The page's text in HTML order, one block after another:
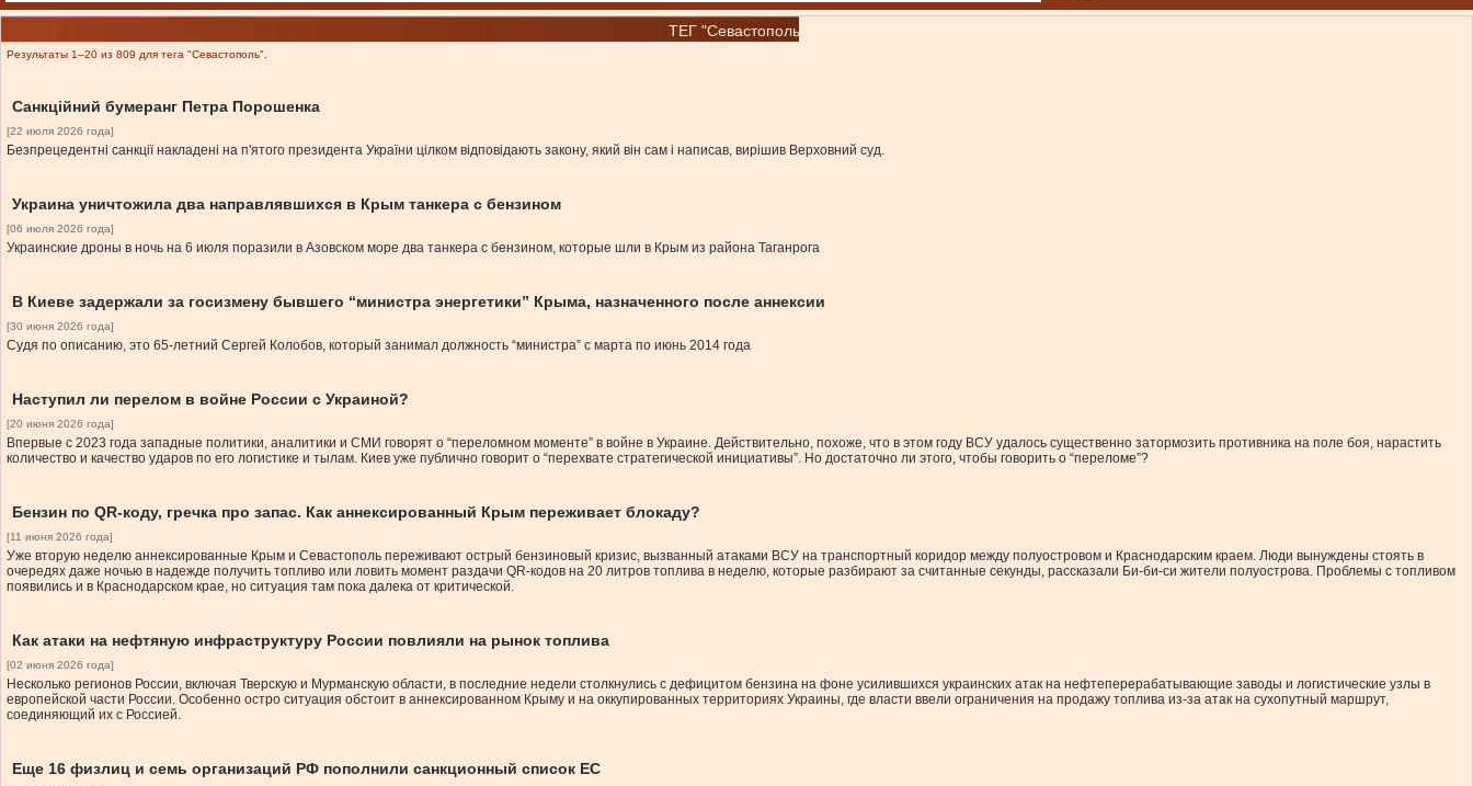
ТЕГ "Севастополь"
Результаты 1–20 из 809 для тега "Севастополь".
Санкційний бумеранг Петра Порошенка
[22 июля 2026 года]
Безпрецедентні санкції накладені на п'ятого президента України цілком відповідають закону, який він сам і написав, вирішив Верховний суд.
Украина уничтожила два направлявшихся в Крым танкера с бензином
[06 июля 2026 года]
Украинские дроны в ночь на 6 июля поразили в Азовском море два танкера с бензином, которые шли в Крым из района Таганрога
В Киеве задержали за госизмену бывшего “министра энергетики” Крыма, назначенного после аннексии
[30 июня 2026 года]
Судя по описанию, это 65-летний Сергей Колобов, который занимал должность “министра” с марта по июнь 2014 года
Наступил ли перелом в войне России с Украиной?
[20 июня 2026 года]
Впервые с 2023 года западные политики, аналитики и СМИ говорят о “переломном моменте” в войне в Украине. Действительно, похоже, что в этом году ВСУ удалось существенно затормозить противника на поле боя, нарастить
количество и качество ударов по его логистике и тылам. Киев уже публично говорит о “перехвате стратегической инициативы”. Но достаточно ли этого, чтобы говорить о “переломе”?
Бензин по QR-коду, гречка про запас. Как аннексированный Крым переживает блокаду?
[11 июня 2026 года]
Уже вторую неделю аннексированные Крым и Севастополь переживают острый бензиновый кризис, вызванный атаками ВСУ на транспортный коридор между полуостровом и Краснодарским краем. Люди вынуждены стоять в
очередях даже ночью в надежде получить топливо или ловить момент раздачи QR-кодов на 20 литров топлива в неделю, которые разбирают за считанные секунды, рассказали Би-би-си жители полуострова. Проблемы с топливом
появились и в Краснодарском крае, но ситуация там пока далека от критической.
Как атаки на нефтяную инфраструктуру России повлияли на рынок топлива
[02 июня 2026 года]
Несколько регионов России, включая Тверскую и Мурманскую области, в последние недели столкнулись с дефицитом бензина на фоне усилившихся украинских атак на нефтеперерабатывающие заводы и логистические узлы в
европейской части России. Особенно остро ситуация обстоит в аннексированном Крыму и на оккупированных территориях Украины, где власти ввели ограничения на продажу топлива из-за атак на сухопутный маршрут,
соединяющий их с Россией.
Еще 16 физлиц и семь организаций РФ пополнили санкционный список ЕС